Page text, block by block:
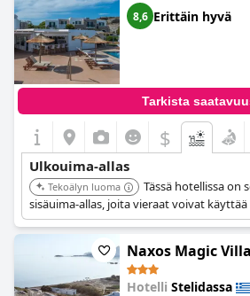
8,6 Erittäin hyvä
Tarkista
$
Ulkouima-allas
Tekoälyn luoma
Tässä hotellissa on
sisäuima-allas, joita vieraat voivat
Naxos Magic
Hotelli Stelidassa